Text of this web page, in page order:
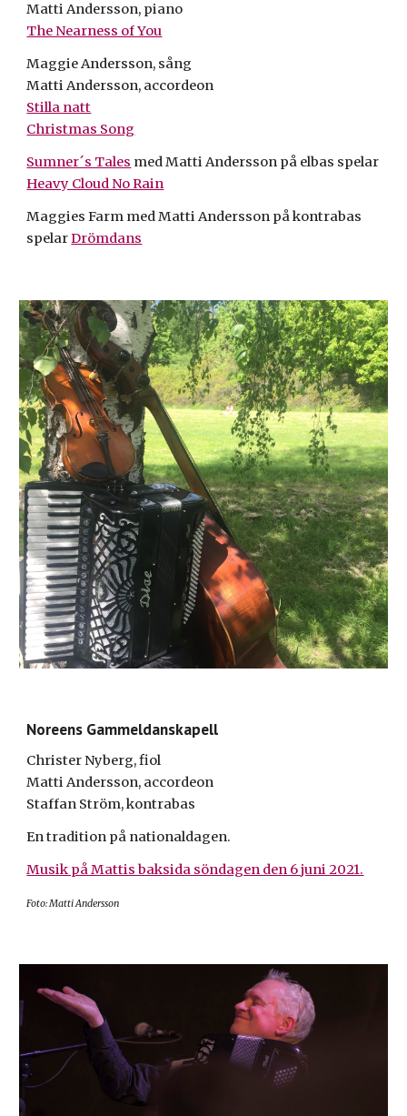
Matti Andersson, piano
The Nearness of You
Maggie Andersson, sång
Matti Andersson, accordeon
Stilla natt
Christmas Song
Sumner´s Tales med Matti Andersson på elbas spelar
Heavy Cloud No Rain
Maggies Farm med Matti Andersson på kontrabas
spelarDrömdans
Noreens Gammeldanskapell
Christer Nyberg, fiol
Matti Andersson, accordeon
Staffan Ström, kontrabas
En tradition på nationaldagen.
Musik på Mattis baksida söndagen den 6 juni 2021.
Foto: Matti Andersson